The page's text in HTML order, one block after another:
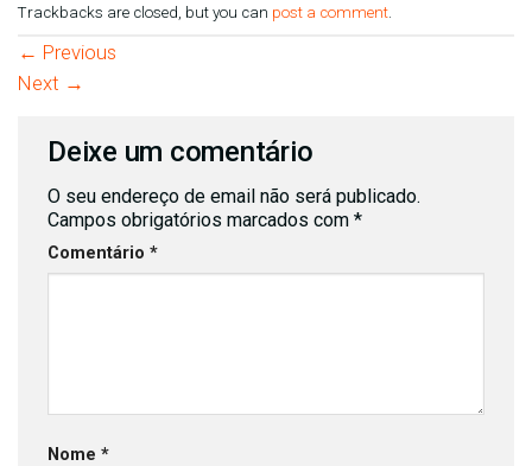
Trackbacks are closed, but you can post a comment.
← Previous
Next →
Deixe um comentário
O seu endereço de email não será publicado.
Campos obrigatórios marcados com *
Comentário *
Nome *